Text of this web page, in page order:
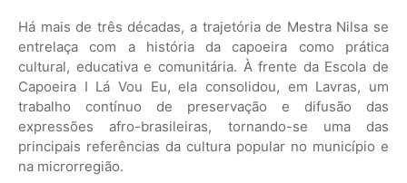
Há mais de três décadas, a trajetória de Mestra Nilsa se
entrelaça com a história da capoeira como prática
cultural, educativa e comunitária. À frente da Escola de
Capoeira I Lá Vou Eu, ela consolidou, em Lavras, um
trabalho contínuo de preservação e difusão das
expressões afro-brasileiras, tornando-se uma das
principais referências da cultura popular no município e
na microrregião.